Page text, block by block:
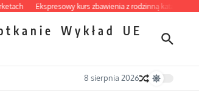
Ekspresowy kurs zbawienia z rodzinną katastrofą
Wykład
UE
8 sierpnia 2026